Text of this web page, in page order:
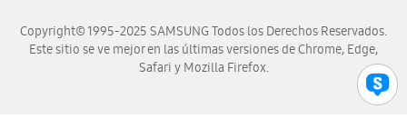
Copyright© 1995-2025 SAMSUNG Todos los Derechos Reservados.
Este sitio se ve mejor en las últimas versiones de Chrome, Edge,
Safari y Mozilla Firefox.